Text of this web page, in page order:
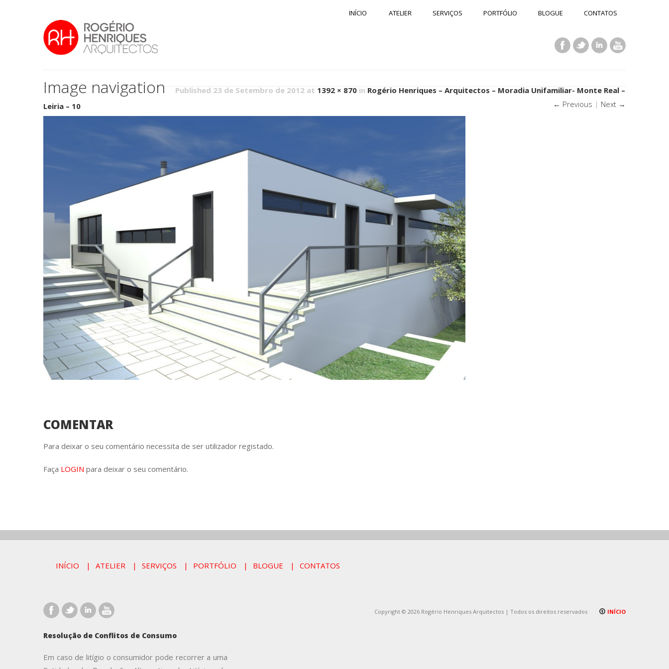
INÍCIO ATELIER SERVIÇOS PORTFÓLIO BLOGUE CONTATOS
Image navigation Published 23 de Setembro de 2012 at 1392 × 870 in Rogério Henriques – Arquitectos – Moradia Unifamiliar- Monte Real –
Leiria – 10
← Previous | Next →
COMENTAR
Para deixar o seu comentário necessita de ser utilizador registado.
Faça LOGIN para deixar o seu comentário.
INÍCIO ATELIER SERVIÇOS PORTFÓLIO BLOGUE CONTATOS
Resolução de Conflitos de Consumo
Em caso de litígio o consumidor pode recorrer a uma
Copyright © 2026 Rogério Henriques Arquitectos | Todos os direitos reservados INÍCIO